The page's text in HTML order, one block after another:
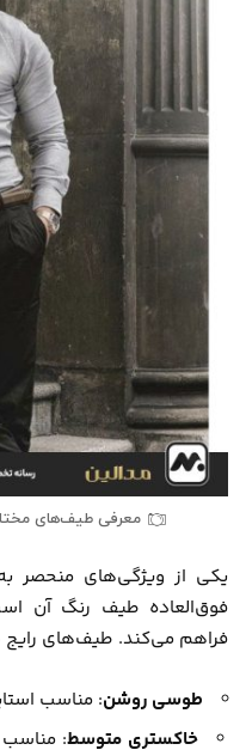
معرفی طیف‌های
یکی از ویژگی‌های منحصر
فوق‌العاده طیف رنگ آن
فراهم می‌کند. طیف‌های رایج
طوسی روشن: مناسب
خاکستری متوسط: مناسب